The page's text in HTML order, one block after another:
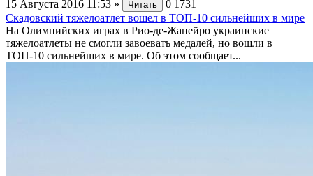
15 Августа 2016 11:53 » Читать 0 1731
Скадовский тяжелоатлет вошел в ТОП-10 сильнейших в мире
На Олимпийских играх в Рио-де-Жанейро украинские
тяжелоатлеты не смогли завоевать медалей, но вошли в
ТОП-10 сильнейших в мире. Об этом сообщает...